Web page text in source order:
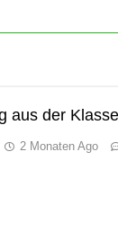
aus der
2 Monaten Ago